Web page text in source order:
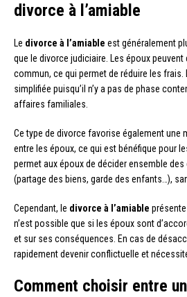
divorce à l’amiable
Le divorce à l’amiable est généralement
que le divorce judiciaire. Les époux
commun, ce qui permet de réduire les frais.
simplifiée puisqu’il n’y a pas de phase
affaires familiales.
Ce type de divorce favorise également une
entre les époux, ce qui est bénéfique pour
permet aux époux de décider ensemble
(partage des biens, garde des enfants…),
Cependant, le divorce à l’amiable
n’est possible que si les époux sont
et sur ses conséquences. En cas de
rapidement devenir conflictuelle et
Comment choisir entre